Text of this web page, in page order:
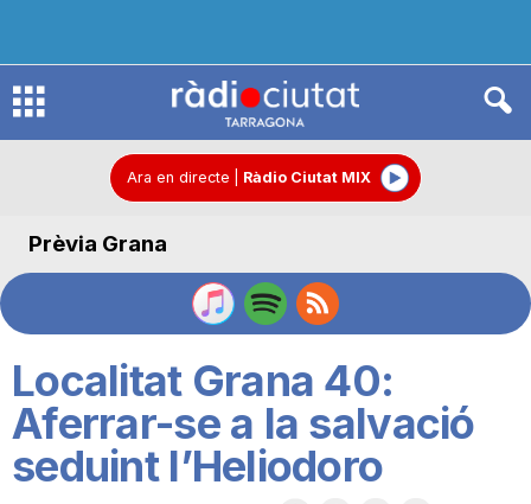
R
d
o
C
Ara en directe Ràdio Ciutat MIX
Prèvia Grana
Localitat Grana 40:
Aferrar-se a la salvació
seduint l’Heliodoro